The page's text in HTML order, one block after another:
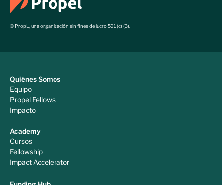
© PropL, una organización sin fines de lucro 501 (c) (3).
Quiénes Somos
Equipo
Propel Fellows
Impacto
Academy
Cursos
Fellowship
Impact Accelerator